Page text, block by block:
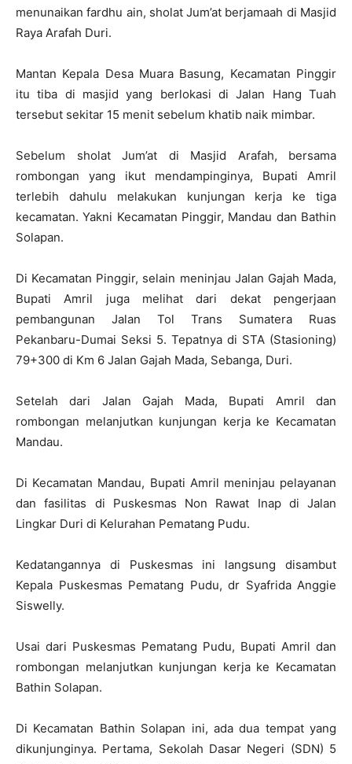
menunaikan fardhu ain, sholat Jum’at berjamaah di Masjid
Raya Arafah Duri.
Mantan Kepala Desa Muara Basung, Kecamatan Pinggir
itu tiba di masjid yang berlokasi di Jalan Hang Tuah
tersebut sekitar 15 menit sebelum khatib naik mimbar.
Sebelum sholat Jum’at di Masjid Arafah, bersama
rombongan yang ikut mendampinginya, Bupati Amril
terlebih dahulu melakukan kunjungan kerja ke tiga
kecamatan. Yakni Kecamatan Pinggir, Mandau dan Bathin
Solapan.
Di Kecamatan Pinggir, selain meninjau Jalan Gajah Mada,
Bupati Amril juga melihat dari dekat pengerjaan
pembangunan Jalan Tol Trans Sumatera Ruas
Pekanbaru-Dumai Seksi 5. Tepatnya di STA (Stasioning)
79+300 di Km 6 Jalan Gajah Mada, Sebanga, Duri.
Setelah dari Jalan Gajah Mada, Bupati Amril dan
rombongan melanjutkan kunjungan kerja ke Kecamatan
Mandau.
Di Kecamatan Mandau, Bupati Amril meninjau pelayanan
dan fasilitas di Puskesmas Non Rawat Inap di Jalan
Lingkar Duri di Kelurahan Pematang Pudu.
Kedatangannya di Puskesmas ini langsung disambut
Kepala Puskesmas Pematang Pudu, dr Syafrida Anggie
Siswelly.
Usai dari Puskesmas Pematang Pudu, Bupati Amril dan
rombongan melanjutkan kunjungan kerja ke Kecamatan
Bathin Solapan.
Di Kecamatan Bathin Solapan ini, ada dua tempat yang
dikunjunginya. Pertama, Sekolah Dasar Negeri (SDN) 5